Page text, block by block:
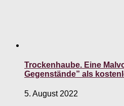
Trockenhaube. Eine
Gegenstände” als
5. August 2022